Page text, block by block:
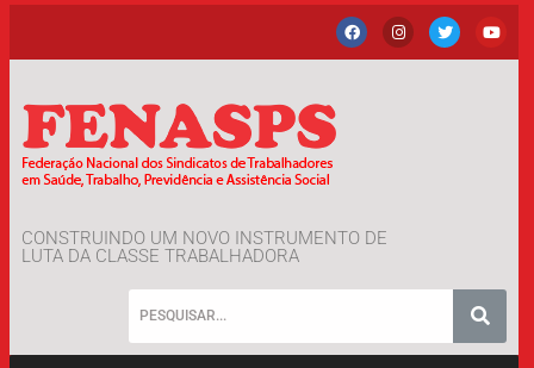
CONSTRUINDO UM NOVO INSTRUMENTO DE
LUTA DA CLASSE TRABALHADORA